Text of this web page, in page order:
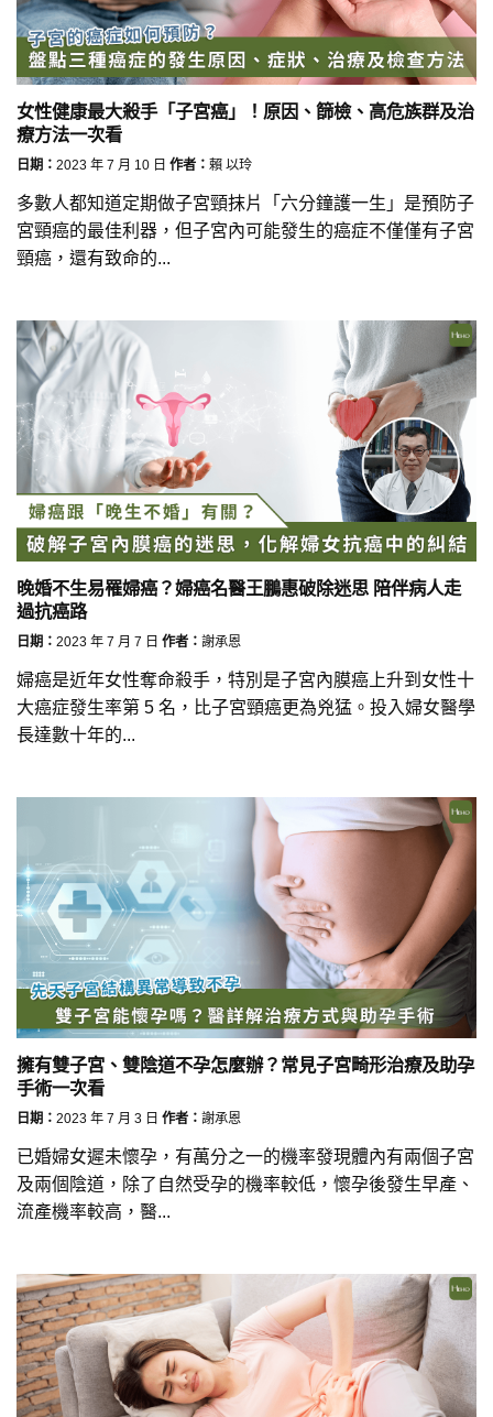
女性健康最大殺手「子宮癌」！原因、篩檢、高危族群及治
療方法一次看
日期： 2023 年 7 月 10 日 作者： 賴 以玲
多數人都知道定期做子宮頸抹片「六分鐘護一生」是預防子
宮頸癌的最佳利器，但子宮內可能發生的癌症不僅僅有子宮
頸癌，還有致命的...
晚婚不生易罹婦癌？婦癌名醫王鵬惠破除迷思 陪伴病人走
過抗癌路
日期： 2023 年 7 月 7 日 作者： 謝承恩
婦癌是近年女性奪命殺手，特別是子宮內膜癌上升到女性十
大癌症發生率第 5 名，比子宮頸癌更為兇猛。投入婦女醫學
長達數十年的...
擁有雙子宮、雙陰道不孕怎麼辦？常見子宮畸形治療及助孕
手術一次看
日期： 2023 年 7 月 3 日 作者： 謝承恩
已婚婦女遲未懷孕，有萬分之一的機率發現體內有兩個子宮
及兩個陰道，除了自然受孕的機率較低，懷孕後發生早產、
流產機率較高，醫...